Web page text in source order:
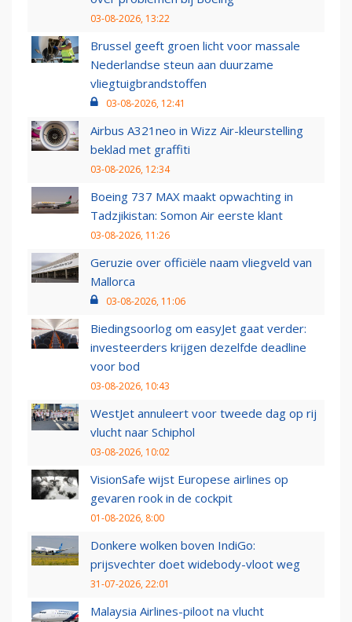
03-08-2026, 13:22
Brussel geeft groen licht voor massale
Nederlandse steun aan duurzame
vliegtuigbrandstoffen
03-08-2026, 12:41
Airbus A321neo in Wizz Air-kleurstelling
beklad met graffiti
03-08-2026, 12:34
Boeing 737 MAX maakt opwachting in
Tadzjikistan: Somon Air eerste klant
03-08-2026, 11:26
Geruzie over officiële naam vliegveld van
Mallorca
03-08-2026, 11:06
Biedingsoorlog om easyJet gaat verder:
investeerders krijgen dezelfde deadline
voor bod
03-08-2026, 10:43
WestJet annuleert voor tweede dag op rij
vlucht naar Schiphol
03-08-2026, 10:02
VisionSafe wijst Europese airlines op
gevaren rook in de cockpit
01-08-2026, 8:00
Donkere wolken boven IndiGo:
prijsvechter doet widebody-vloot weg
31-07-2026, 22:01
Malaysia Airlines-piloot na vlucht